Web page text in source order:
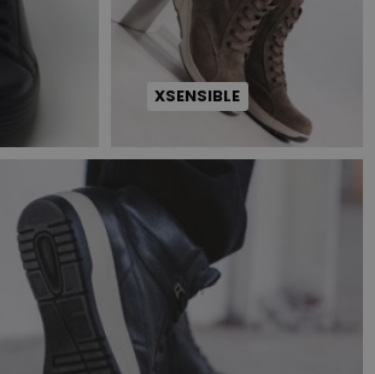
XSENSIBLE